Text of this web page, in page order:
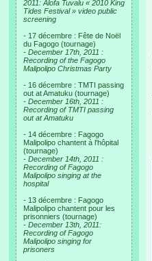
2011: Alofa Tuvalu « 2010 King
Tides Festival » video public
screening
- 17 décembre : Fête de Noël
du Fagogo (tournage)
- December 17th, 2011 :
Recording of the Fagogo
Malipolipo Christmas Party
- 16 décembre : TMTI passing
out at Amatuku (tournage)
- December 16th, 2011 :
Recording of TMTI passing
out at Amatuku
- 14 décembre : Fagogo
Malipolipo chantent à l'hôpital
(tournage)
- December 14th, 2011 :
Recording of Fagogo
Malipolipo singing at the
hospital
- 13 décembre : Fagogo
Malipolipo chantent pour les
prisonniers (tournage)
- December 13th, 2011:
Recording of Fagogo
Malipolipo singing for
prisoners